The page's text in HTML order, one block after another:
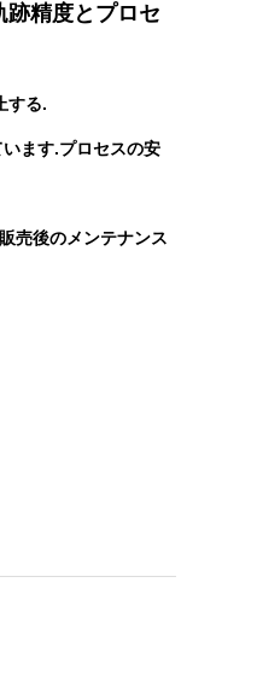
跡精度とプロセ
する.
ます.プロセスの安
売後のメンテナンス